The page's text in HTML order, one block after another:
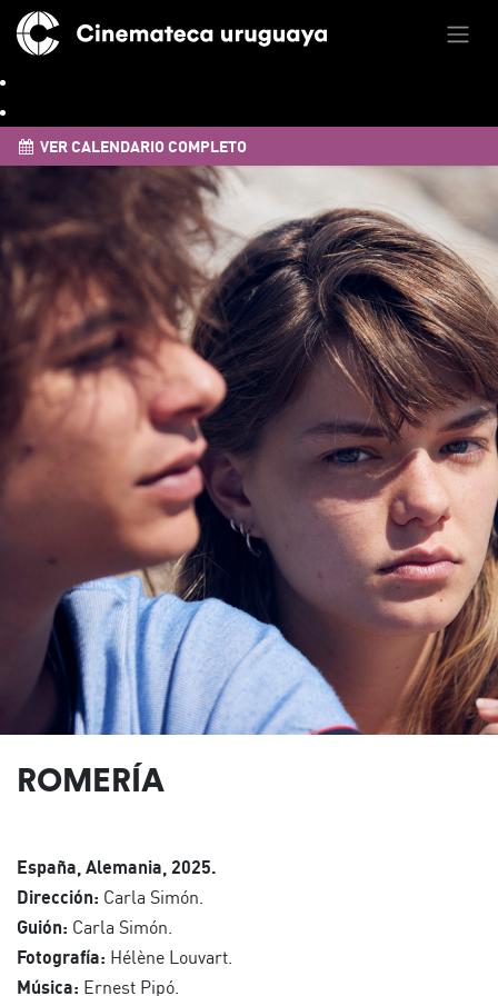
VER CALENDARIO COMPLETO
ROMERÍA
España, Alemania, 2025.
Dirección: Carla Simón.
Guión: Carla Simón.
Fotografía: Hélène Louvart.
Música: Ernest Pipó.